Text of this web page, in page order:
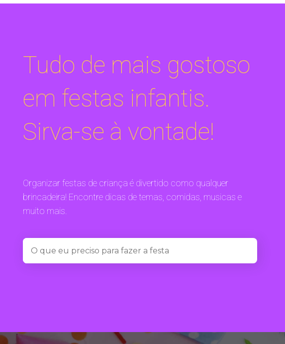
Tudo de mais gostoso
em festas infantis.
Sirva-se à vontade!
Organizar festas de criança é divertido como qualquer
brincadeira! Encontre dicas de temas, comidas, musicas e
muito mais.
SEARCH
FOR: